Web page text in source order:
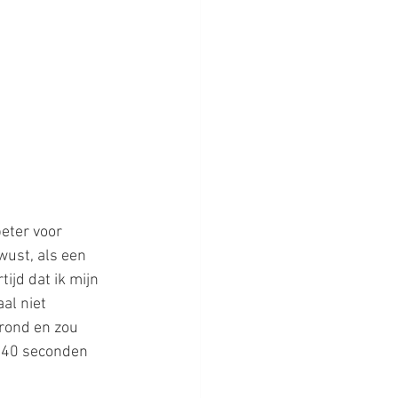
voor
als een
dat ik mijn
niet
en zou
seconden